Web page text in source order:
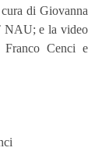
di Giovanna
NAU; e la video
Franco Cenci e